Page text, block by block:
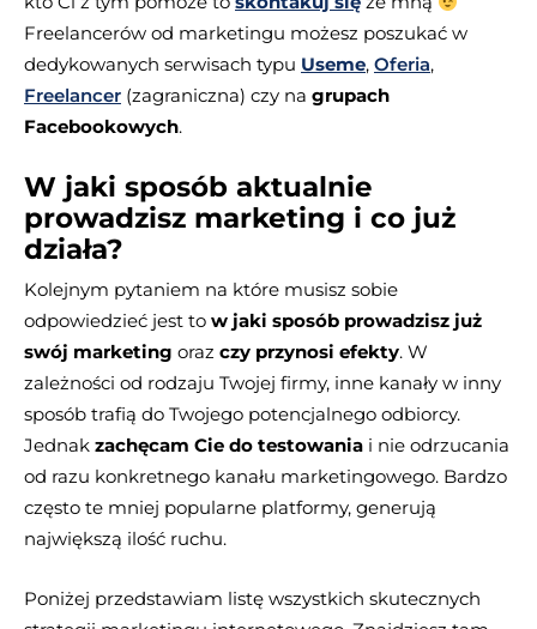
Freelancerów od marketingu możesz poszukać w
dedykowanych serwisach typu Useme, Oferia,
Freelancer (zagraniczna) czy na grupach
Facebookowych.
W jaki sposób aktualnie
prowadzisz marketing i co już
działa?
Kolejnym pytaniem na które musisz sobie
odpowiedzieć jest to w jaki sposób prowadzisz już
swój marketing oraz czy przynosi efekty. W
zależności od rodzaju Twojej firmy, inne kanały w inny
sposób trafią do Twojego potencjalnego odbiorcy.
Jednak zachęcam Cie do testowania i nie odrzucania
od razu konkretnego kanału marketingowego. Bardzo
często te mniej popularne platformy, generują
największą ilość ruchu.
Poniżej przedstawiam listę wszystkich skutecznych